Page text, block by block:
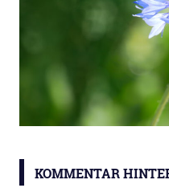
KOMMENTAR